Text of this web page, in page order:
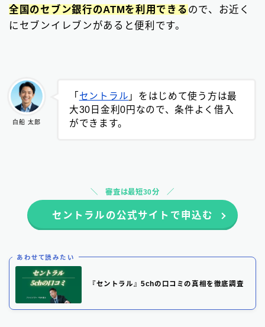
全国のセブン銀行のATMを利用できる ので、お近く
にセブンイレブンがあると便利です。
白船 太郎
「 セントラル 」をはじめて使う方は最
大30日金利0円なので、条件よく借入
ができます。
審査は最短30分
セントラルの公式サイトで申込む
あわせて読みたい
『セントラル』5chの口コミの真相を徹底調査